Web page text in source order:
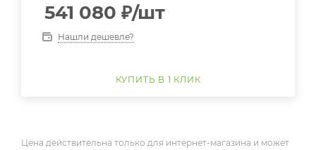
541 080 ₽/шт
Нашли дешевле?
КУПИТЬ В 1 КЛИК
Цена действительна только для интернет-магазина и может